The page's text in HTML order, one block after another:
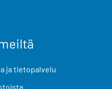
ja tietopalvelu